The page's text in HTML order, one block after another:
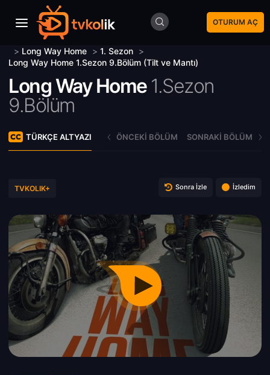
OTURUM AÇ
> Long Way Home > 1. Sezon >
Long Way Home 1.Sezon 9.Bölüm (Tilt ve Mantı)
Long Way Home 1.Sezon
9.Bölüm
TÜRKÇE ALTYAZI ÖNCEKI BÖLÜM SONRAKI BÖLÜM
TVKOLIK+ Sonra İzle İzledim